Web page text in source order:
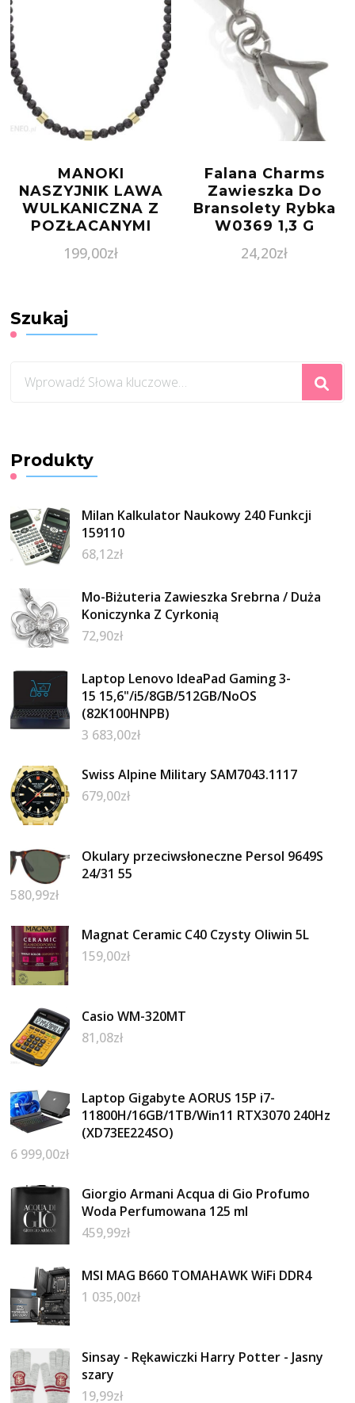
MANOKI
NASZYJNIK LAWA
WULKANICZNA Z
POZŁACANYMI
BEADS
199,00zł
Falana Charms
Zawieszka Do
Bransolety Rybka
W0369 1,3 G
24,20zł
Szukaj
czegoś?
Produkty
Milan Kalkulator Naukowy 240 Funkcji
159110
68,12zł
Mo-Biżuteria Zawieszka Srebrna / Duża
Koniczynka Z Cyrkonią
72,90zł
Laptop Lenovo IdeaPad Gaming 3-
15 15,6"/i5/8GB/512GB/NoOS
(82K100HNPB)
3 683,00zł
Swiss Alpine Military SAM7043.1117
679,00zł
Okulary przeciwsłoneczne Persol 9649S
24/31 55
580,99zł
Magnat Ceramic C40 Czysty Oliwin 5L
159,00zł
Casio WM-320MT
81,08zł
Laptop Gigabyte AORUS 15P i7-
11800H/16GB/1TB/Win11 RTX3070 240Hz
(XD73EE224SO)
6 999,00zł
Giorgio Armani Acqua di Gio Profumo
Woda Perfumowana 125 ml
459,99zł
MSI MAG B660 TOMAHAWK WiFi DDR4
1 035,00zł
Sinsay - Rękawiczki Harry Potter - Jasny
szary
19,99zł